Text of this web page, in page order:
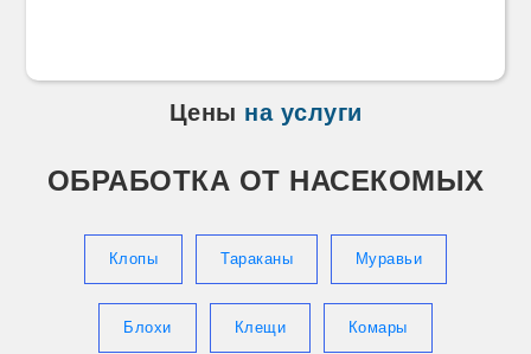
Клин
Ковров
Козьмодемьянск
Коломна
Копейск
Коркино
Королев
Котлас
Красноармейск
Цены на услуги
ОБРАБОТКА ОТ НАСЕКОМЫХ
Клопы Тараканы Муравьи
Блохи Клещи Комары